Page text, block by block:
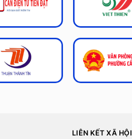
LIÊN KẾT XÃ HỘI